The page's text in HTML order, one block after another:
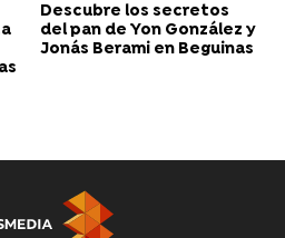
Descubre los secretos
del pan de Yon González y
Jonás Berami en Beguinas